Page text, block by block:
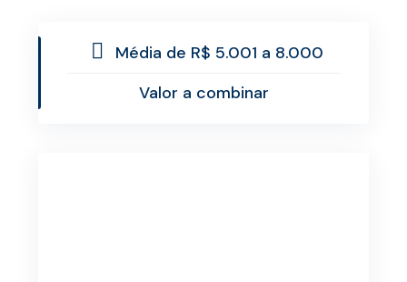
Média de R$ 5.001 a 8.000
Valor a combinar